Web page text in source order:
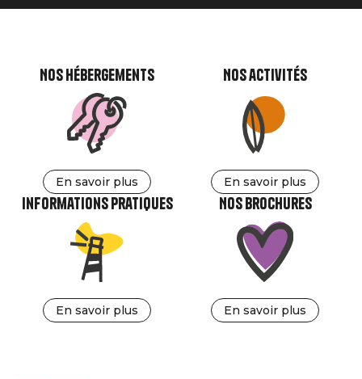
Nos hébergements
En savoir plus
Nos activités
En savoir plus
Informations pratiques
En savoir plus
Nos brochures
En savoir plus